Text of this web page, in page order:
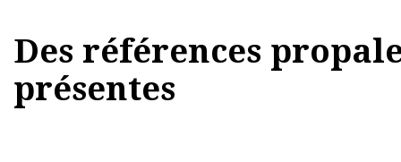
Des références
présentes